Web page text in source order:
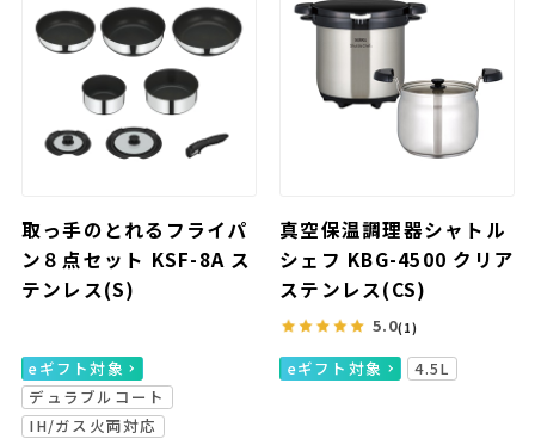
取っ手のとれるフライパ
ン８点セット KSF-8A ス
テンレス(S)
eギフト対象
デュラブルコート
IH/ガス火両対応
真空保温調理器シャトル
シェフ KBG-4500 クリア
ステンレス(CS)
5.0(1)
eギフト対象 4.5L